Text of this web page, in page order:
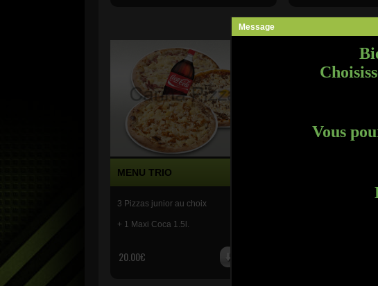
MENU TRIO
3 Pizzas junior au choix
+ 1 Maxi Coca 1.5l.
20.00€
Message